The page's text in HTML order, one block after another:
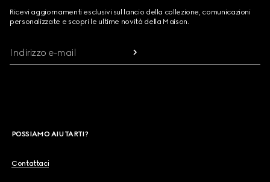
Ricevi aggiornamenti esclusivi sul lancio della collezione, comunicazioni
personalizzate e scopri le ultime novità della Maison.
Indirizzo e-mail
POSSIAMO AIUTARTI?
Contattaci